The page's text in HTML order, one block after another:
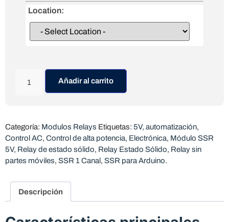
Location:
Añadir al carrito
Categoría: Modulos Relays Etiquetas: 5V, automatización,
Control AC, Control de alta potencia, Electrónica, Módulo SSR
5V, Relay de estado sólido, Relay Estado Sólido, Relay sin
partes móviles, SSR 1 Canal, SSR para Arduino.
Descripción